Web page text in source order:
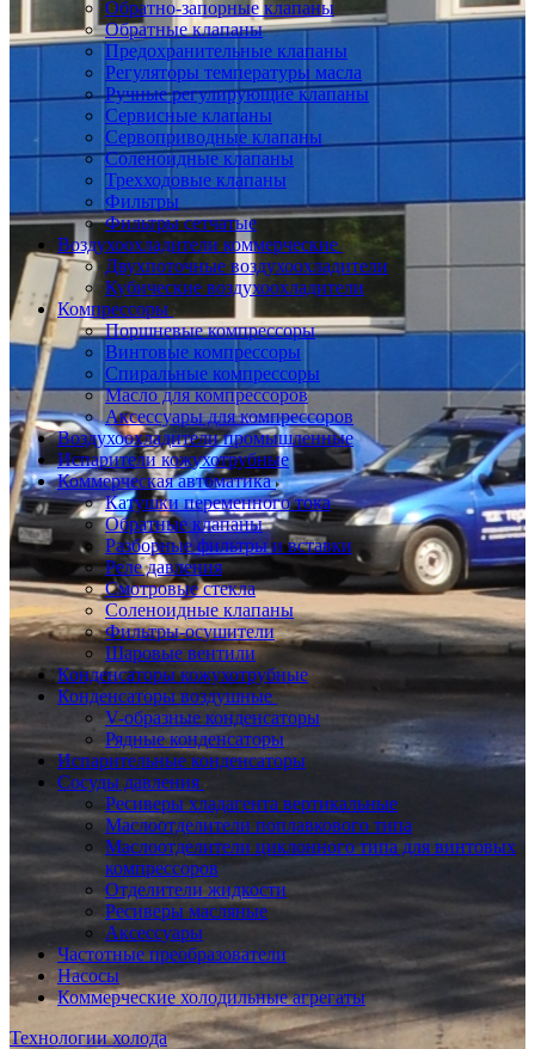
Обратно-запорные клапаны
Обратные клапаны
Предохранительные клапаны
Регуляторы температуры масла
Ручные регулирующие клапаны
Сервисные клапаны
Сервоприводные клапаны
Соленоидные клапаны
Трехходовые клапаны
Фильтры
Фильтры сетчатые
Воздухоохладители коммерческие
Двухпоточные воздухоохладители
Кубические воздухоохладители
Компрессоры
Поршневые компрессоры
Винтовые компрессоры
Спиральные компрессоры
Масло для компрессоров
Аксессуары для компрессоров
Воздухоохладители промышленные
Испарители кожухотрубные
Коммерческая автоматика
Катушки переменного тока
Обратные клапаны
Разборные фильтры и вставки
Реле давления
Смотровые стекла
Соленоидные клапаны
Фильтры-осушители
Шаровые вентили
Конденсаторы кожухотрубные
Конденсаторы воздушные
V-образные конденсаторы
Рядные конденсаторы
Испарительные конденсаторы
Сосуды давления
Ресиверы хладагента вертикальные
Маслоотделители поплавкового типа
Маслоотделители циклонного типа для винтовых
компрессоров
Отделители жидкости
Ресиверы масляные
Аксессуары
Частотные преобразователи
Насосы
Коммерческие холодильные агрегаты
Технологии холода